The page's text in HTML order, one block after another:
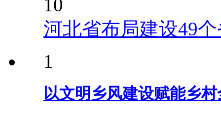
10
河北省布局建设49
1
以文明乡风建设赋能乡